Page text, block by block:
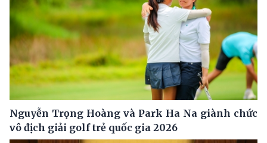
Nguyễn Trọng Hoàng và Park Ha Na giành chức
vô địch giải golf trẻ quốc gia 2026